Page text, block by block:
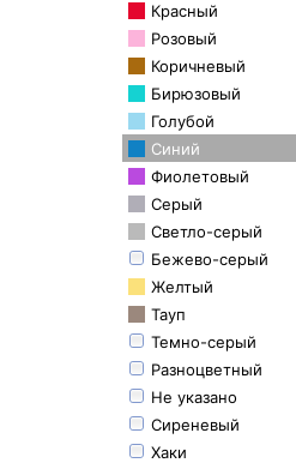
Красный
Розовый
Коричневый
Бирюзовый
Голубой
Синий
Фиолетовый
Серый
Светло-серый
Бежево-серый
Желтый
Тауп
Темно-серый
Разноцветный
Не указано
Сиреневый
Хаки